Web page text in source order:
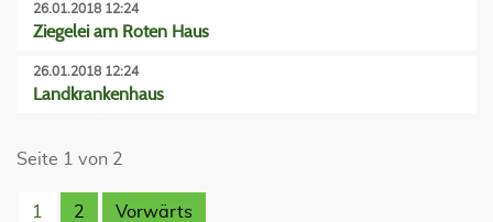
26.01.2018 12:24
Ziegelei am Roten Haus
26.01.2018 12:24
Landkrankenhaus
Seite 1 von 2
1 2 Vorwärts